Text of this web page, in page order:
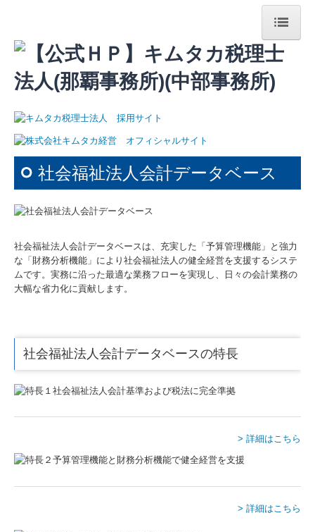
HOME
キムタカグループについて
法人案内
経営理念
代表紹介
スタッフ紹介
最新のセミナー情報
法人のお客様
個人のお客様
病院・診療所のお客様
社会福祉法人会計データベース
社会福祉法人会計データベースは、充実した「予算管理機能」と強力
な「財務分析機能」により社会福祉法人の健全経営を支援するシステ
ムです。実務に沿った最適な業務フローを実現し、日々の会計業務の
大幅な省力化に貢献します。
社会福祉法人会計データベースの特長
> 詳細はこちら
> 詳細はこちら